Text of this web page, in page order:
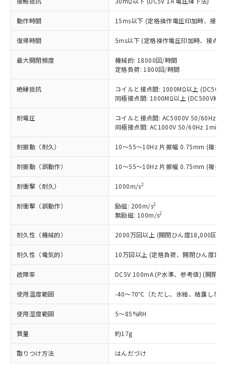
動作時間 15ms以下 (定格操作電圧印加時、接点
復帰時間 5ms以下 (定格操作電圧印加時、接点
最大開閉頻度
機械的: 18000回/時間
定格負荷: 1800回/時間
絶縁抵抗
コイルと接点間: 1000MΩ以上
同極接点間: 1000MΩ以上 (DC500V絶
耐電圧
コイルと接点間: AC5000V 50/60Hz
同極接点間: AC1000V 50/60Hz 1min
耐振動（耐久） 10～55～10Hz 片振幅 0.75mm (複振
耐振動（誤動作） 10～55～10Hz 片振幅 0.75mm (複振
耐衝撃（耐久） 1000m/s2
耐衝撃（誤動作） 励磁: 200m/s2
無励磁: 100m/s2
耐久性（機械的） 2000万回以上 (開閉ひん度18,000回/h)
耐久性（電気的） 10万回以上 (定格負荷、開閉ひん度
故障率 DC5V 100mA (P水準、参考値) (開閉
使用温度範囲 -40～70℃（ただし、氷結、結露しな
使用湿度範囲 5～85%RH
質量 約17g
取りつけ方法 はんだづけ
本サービスは、当社制御機器事業取扱
商品の当社在庫状況および標準価格
(税抜)を提供させていただくもので
当社制御機器事業取扱商品の中には、
本サービスの対象外となる商品もある
ことをご了承ください。
在庫状況および標準価格照会結果は、
記載している更新日時点での社内デー
タに基づき作成されるものであり、閲
覧された時点での実際の在庫および標
準価格とは異なる場合があることをご
正式な納期状況および標準価格はお客
様のお取引先、またはお客様担当のオ
ムロン制御機器販売店・当社販売員に
ご相談ください。
オムロン制御機器販売店や当社販売拠
点は「
販売ネットワーク
」をご確認
在庫状況および標準価格結果を当社の
事前の承諾なく第三者に漏洩または開
示しないようお願いします。
マイパーツ機能（部品リスト作成サー
ビス）をご利用いただくには、I-Web
メンバーズにご登録されている必要が
お客様が当ウェブサイト上で当社にご
登録された部品リストについて、当社
および当社の共同利用者が、当社の製
品・サービスに関するお客様との取
をご了承ください。
定はありません。
調査・確認中：EU RoHS指令（10物質）の
非含有の対応状況を調査中または確認中の
非該当品：ライセンス料など無形物で、有
害物質有無と関係のない商品です。
仕入先様の事情により、非含有部品として
いたものが、含有品と判明した場合などや
むを得ず変更することがあります。
*EU RoHS指令（10物質）：
鉛(Pb) 1000ppm以下、 水銀(Hg) 1000ppm以下、 カド
六価クロム(Cr(Ⅵ)) 1000ppm以下、ポリ臭化ビフェニル
類(PBB) 1000ppm以下、ポリ臭化ジフェニルエーテル類
(PBDE) 1000ppm以下、フタル酸ビス(2-エチルヘキシ
ルベンジル（BBP） 1000ppm以下、フタル酸ジブチル
（DBP） 1000ppm以下、フタル酸ジイソブチル
但し、RoHS指令で産業用監視および制御機器に対する
適用除外項目は除く。
図的な使用がないことを確認しています。
※2 対応予定月
部品在庫の切り替え状況などにより、予定
※3 非含有証明書ダウンロード
下記の非含有証明書をダウンロードするこ
EU RoHS指令（10物質）の非含有証明書
※1 中国RoHS○×表
「○」：最大均質材料含有率が中国RoHSの
基準値以下であることを示します。
「×」：最大均質材料含有率が中国RoHSの
基準値を超えていることを示します。
「－」：未確認です。当社販売部門へお問
*中国RoHS10物質の基準値 (GB/T26572)：
Pb(鉛) :1000ppm、 Hg(水銀) : 1000ppm、 Cd(カドミウ
ニル類) : 1000ppm、 PBDEs(ポリ臭化ジフェニルエーテ
DBP(フタル酸ジブチル) : 1000ppm、 DIBP(フタル酸ジ
イソブチル) : 1000ppm、 BBP(フタル酸ブチルベンジ
DEHP(フタル酸ビス(2-エチルヘキシル)) : 1000ppm
※2 環境保護使用期限
「ｅ」：有害物質（10物質）のすべてが基
準値以下であることを示します。
「10」：通常の使用状況下において有害物
及ぼさない年数を意味します。
「－」：未確認です。当社販売部門へお問
い合わせください。
当社は、これら貴社製品のうち、外国
為替および外国貿易法に定める商品
（以下｢規制貨物等」という）を輸出
または国外への提供する場合は、日本
国政府の輸出許可(または役務取引許
可)を取得するなどの必要な手続きを
当社は規制貨物を破棄する場合は、完
全に破砕するなど、違法に輸出されな
いよう必要な手段を講じます。
当社は貴社製品を、核兵器、ミサイ
ル、化学兵器、生物兵器またはその他
武器並びにこれらの製造装置等に一切
使用いたしません。
当社は、貴社製品を第三者に販売する
場合は、上記1、2および3の内容を当
販売先および販売に係わる関係者が違
法に輸出するおそれがある場合は、取
キャンセル
○ 一定数以上の在庫あり
△ 一定数には満たないが在庫あり
在庫なし(最新の在庫状況につ
いては、お客様のお取引先、ま
たはお客様担当のオムロン制御
受注生産機種、また在庫状況の
情報を公開していない機種